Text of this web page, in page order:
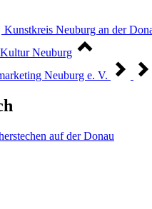
Kunstkreis Neuburg an der
Kultur Neuburg
Neuburg e. V.
auf der Donau